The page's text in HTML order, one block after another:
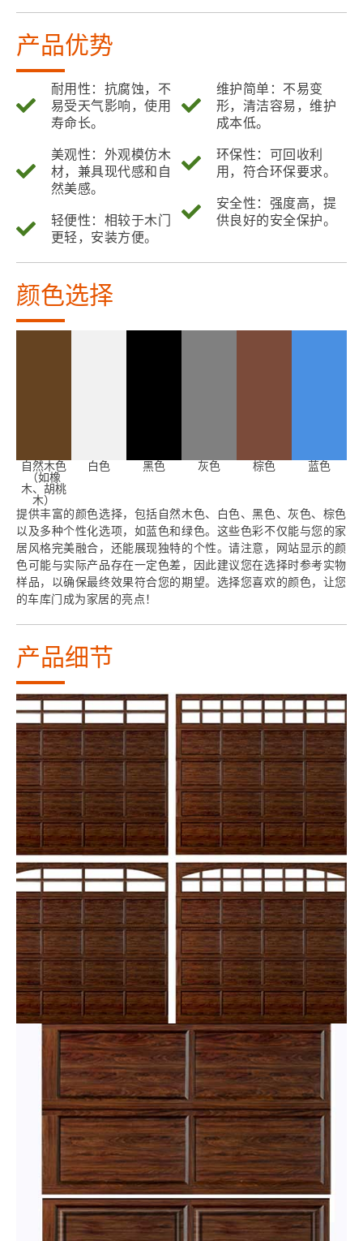
产品优势
耐用性：抗腐蚀，不
易受天气影响，使用
寿命长。
美观性：外观模仿木
材，兼具现代感和自
然美感。
轻便性：相较于木门
更轻，安装方便。
维护简单：不易变
形，清洁容易，维护
成本低。
环保性：可回收利
用，符合环保要求。
安全性：强度高，提
供良好的安全保护。
颜色选择
自然木色
（如橡
木、胡桃
木）
白色 黑色 灰色 棕色 蓝色
提供丰富的颜色选择，包括自然木色、白色、黑色、灰色、棕色
以及多种个性化选项，如蓝色和绿色。这些色彩不仅能与您的家
居风格完美融合，还能展现独特的个性。请注意，网站显示的颜
色可能与实际产品存在一定色差，因此建议您在选择时参考实物
样品，以确保最终效果符合您的期望。选择您喜欢的颜色，让您
的车库门成为家居的亮点！
产品细节